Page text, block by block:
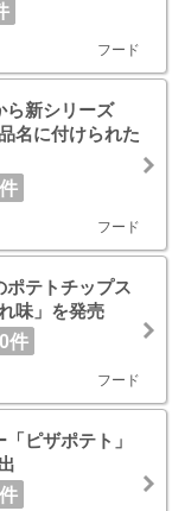
フード
ら新シリーズ
名に付けられた
フード
ポテトチップス
味」を発売
件
フード
ピザポテト」